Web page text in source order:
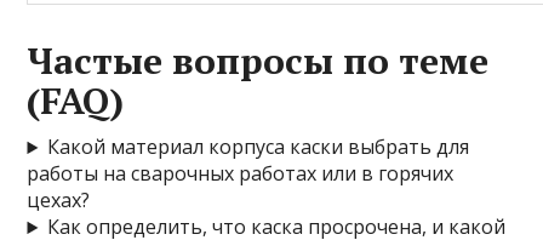
Частые вопросы по теме
(FAQ)
Какой материал корпуса каски выбрать для
работы на сварочных работах или в горячих
цехах?
Как определить, что каска просрочена, и какой